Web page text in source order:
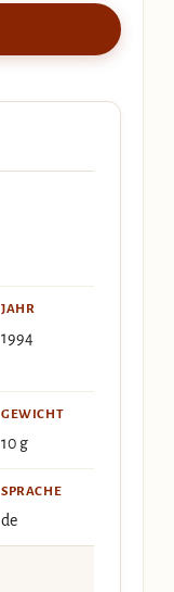
JAHR
1994
GEWICHT
10 g
SPRACHE
de